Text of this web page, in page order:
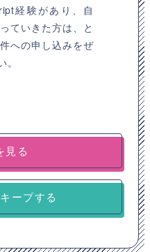
経験があり、自
ていきた方は、と
への申し込みをぜ
見る
ープする